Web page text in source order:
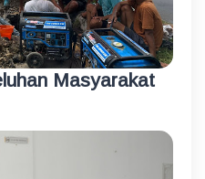
Masyarakat